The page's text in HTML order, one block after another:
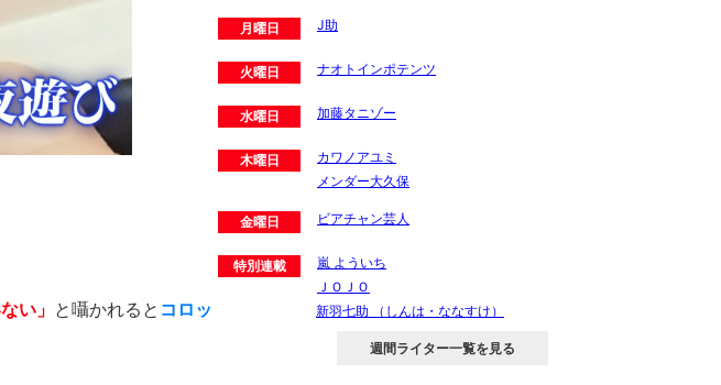
い」 と囁かれると コロッ
月曜日 J助
火曜日 ナオトインポテンツ
水曜日 加藤タニゾー
木曜日
カワノアユミ
メンダー大久保
金曜日 ビアチャン芸人
特別連載
嵐 よういち
ＪＯＪＯ
新羽七助 （しんは・ななすけ）
週間ライター一覧を見る